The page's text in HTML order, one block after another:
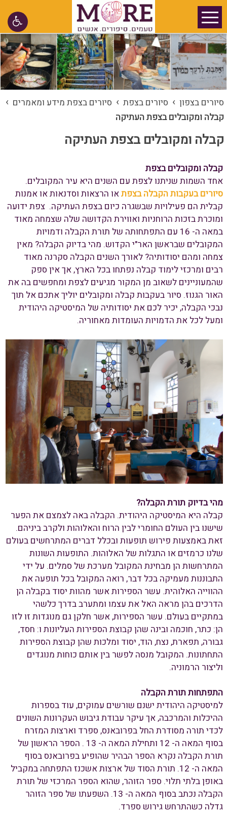
סיורים בצפון › סיורים בצפת › סיורים בצפת מידע ומאמרים ›
קבלה ומקובלים בצפת העתיקה
קבלה ומקובלים בצפת העתיקה
קבלה ומקובלים בצפת
אחד השמות שניתנו לצפת עם השנים היא עיר המקובלים.
סיורים בעקבות הקבלה בצפתאו הרצאות וסדנאות או אמנות
קבלית הם פעילויות שבשגרה כיום בצפת העתיקה. צפת ידועה
ומוכרת בזכות הרוחניות ואווירת הקדושה שלה שצמחה מאוד
במאה ה- 16 עם התפתחותה של תורת הקבלה ודמויות
המקובלים שבראשן האר"י הקדוש. מהי בדיוק הקבלה? מאין
צמחה ומהם יסודותיה? לאורך השנים הקבלה סקרנה מאוד
רבים ומרכזי לימוד קבלה נפתחו בכל הארץ, אך אין ספק
שהמעוניינים לשאוב מן המקור מגיעים לצפת ומחפשים בה את
האור הגנוז. סיור בעקבות קבלה ומקובלים יוליך אתכם אל תוך
נבכי הקבלה, יכיר לכם את יסודותיה של המיסטיקה היהודית
ומעל לכל את הדמויות העומדות מאחוריה.
מהי בדיוק תורת הקבלה?
קבלה היא המיסטיקה היהודית. הקבלה באה לצמצם את הפער
שישנו בין העולם החומרי לבין הרוח והאלוהות ולקרב ביניהם.
זאת באמצעות פירוש תופעות ובכלל דברים המתרחשים בעולם
שלנו כרמזים או התגלות של האלוהות. התופעות השונות
המתרחשות הן מבחינת המקובל מערכת של סמלים. על ידי
התבוננות מעמיקה בכל דבר, רואה המקובל בכל תופעה את
ההווייה האלוהית. עשר הספירות אשר מהוות יסוד בקבלה הן
הדרכים בהן מראה האל את עצמו ומתערב בדרך כלשהי
במתקיים בעולם. עשר הספירות, אשר חלקן גם מנוגדות זו לזו
הן: כתר, חוכמה ובינה שהן קבוצת הספירות העליונות ו: חסד,
גבורה, תפארת, נצח, הוד, יסוד ומלכות שהן קבוצת הספירות
התחתונות. המקובל מנסה לפשר בין אותם כוחות מנוגדים
וליצור הרמוניה.
התפתחות תורת הקבלה
למיסטיקה היהודית ישנם שורשים עמוקים, עוד בספרות
ההיכלות והמרכבה, אך עיקר עבודת גיבוש העקרונות השונים
לכדי תורה מסודרת החל בפרובאנס, ספרד וארצות המזרח
בסוף המאה ה- 12 ותחילת המאה ה- 13 . הספר הראשון של
תורת הקבלה נקרא הספר הבהיר שהופיע בפרובאנס בסוף
המאה ה- 12. תורת הסוד של ארצות אשכנז התפתחה במקביל
באופן בלתי תלוי. ספר הזוהר, שהוא הספר המרכזי של תורת
הקבלה נכתב בסוף המאה ה- 13. השפעתו של ספר הזוהר
גדלה כשהתרחש גירוש ספרד.